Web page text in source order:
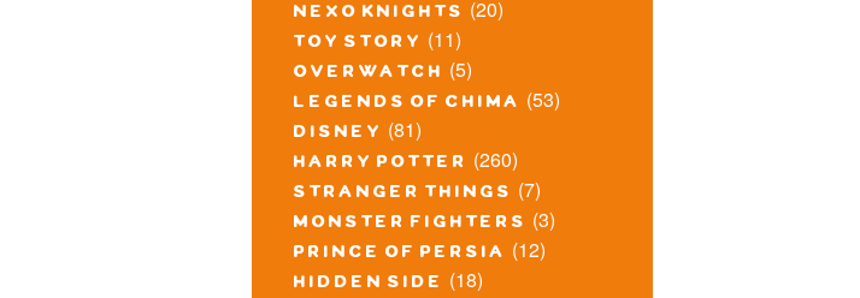
nexo knights (20)
toy story (11)
overwatch (5)
legends of chima (53)
disney (81)
harry potter (260)
stranger things (7)
monster fighters (3)
prince of persia (12)
hidden side (18)